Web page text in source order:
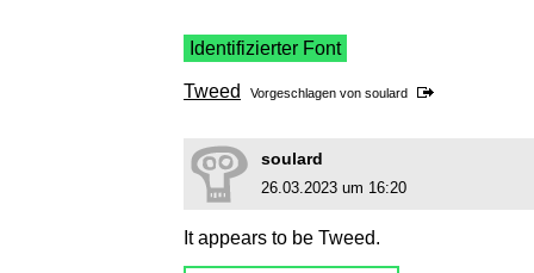
Identifizierter Font
Tweed Vorgeschlagen von soulard
soulard
26.03.2023 um 16:20
It appears to be Tweed.